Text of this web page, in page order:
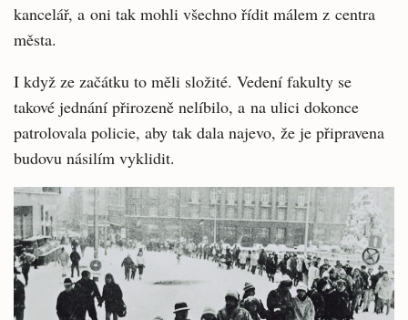
kancelář, a oni tak mohli všechno řídit málem z centra
města.
I když ze začátku to měli složité. Vedení fakulty se
takové jednání přirozeně nelíbilo, a na ulici dokonce
patrolovala policie, aby tak dala najevo, že je připravena
budovu násilím vyklidit.